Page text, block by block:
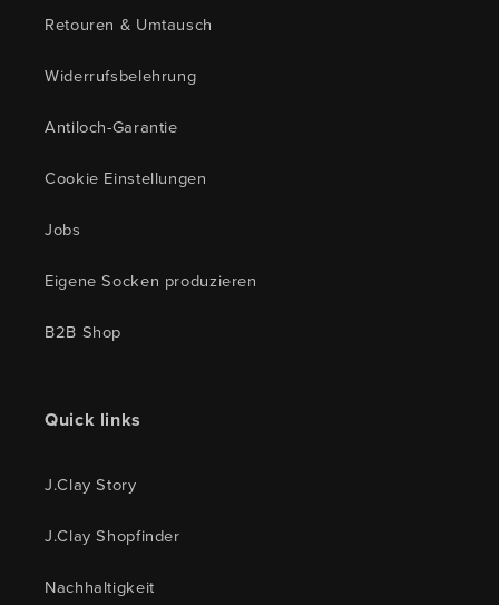
Retouren & Umtausch
Widerrufsbelehrung
Antiloch-Garantie
Cookie Einstellungen
Jobs
Eigene Socken produzieren
B2B Shop
Quick links
J.Clay Story
J.Clay Shopfinder
Nachhaltigkeit